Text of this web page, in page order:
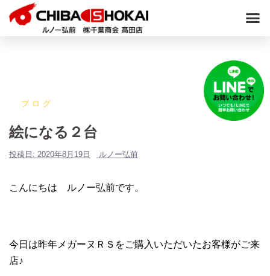
ブログ
絵になる２台
投稿日: 2020年8月19日 ルノー弘前
こんにちは ルノー弘前です。
今日は昨年メガーヌＲＳをご購入いただいたお客様がご来
店♪